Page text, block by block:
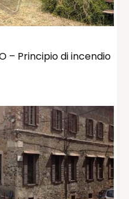
– Principio di incendio